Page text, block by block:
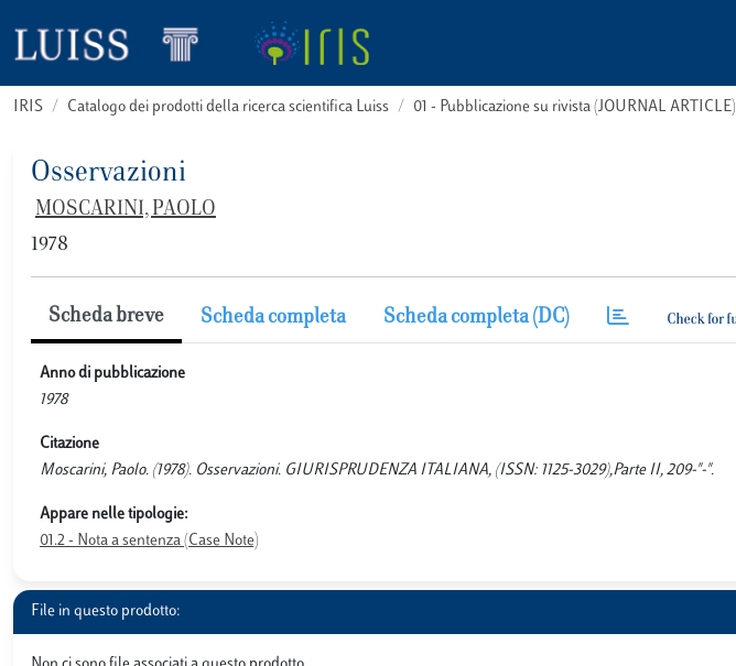
IRIS Catalogo dei prodotti della ricerca scientifica Luiss 01 - Pubblicazione su rivista (JOURNAL ARTICLE)
Osservazioni
MOSCARINI, PAOLO
1978
Scheda breve Scheda completa Scheda completa (DC)
Anno di pubblicazione
1978
Citazione
Moscarini, Paolo. (1978). Osservazioni. GIURISPRUDENZA ITALIANA, (ISSN: 1125-3029),Parte II, 209-"-".
Appare nelle tipologie:
01.2 - Nota a sentenza (Case Note)
File in questo prodotto: